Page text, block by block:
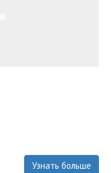
Узнать больше